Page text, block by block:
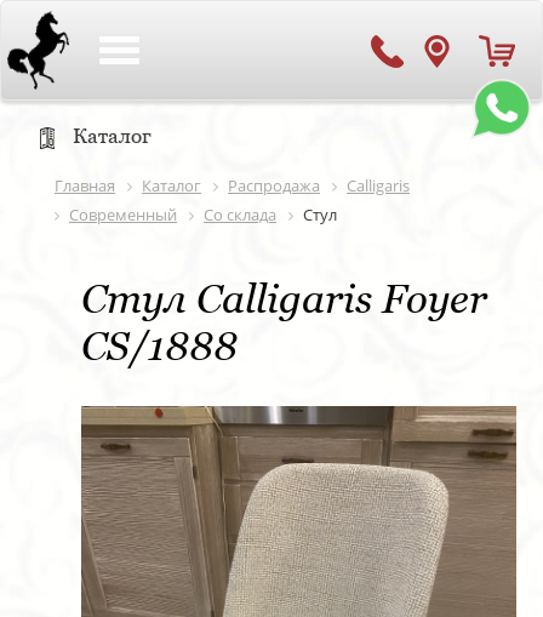
Каталог
Главная Каталог Распродажа
Calligaris
Современный
Со склада Стул
Стул Calligaris Foyer
CS/1888